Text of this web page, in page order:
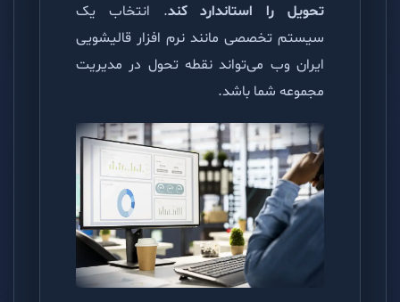
تحویل را استاندارد کند. انتخاب یک
سیستم تخصصی مانند نرم افزار قالیشویی
ایران وب می‌تواند نقطه تحول در مدیریت
مجموعه شما باشد.